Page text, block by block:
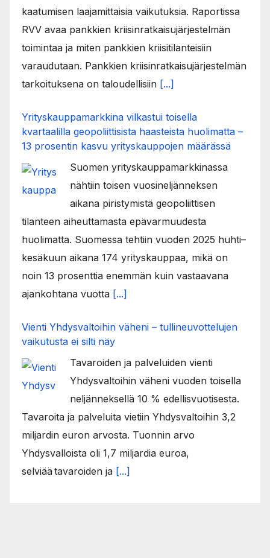
kaatumisen laajamittaisia vaikutuksia. Raportissa
RVV avaa pankkien kriisinratkaisujärjestelmän
toimintaa ja miten pankkien kriisitilanteisiin
varaudutaan. Pankkien kriisinratkaisujärjestelmän
tarkoituksena on taloudellisiin [...]
Yrityskauppamarkkina vilkastui toisella
kvartaalilla geopoliittisista haasteista huolimatta –
13 prosentin kasvu yrityskauppojen määrässä
Suomen yrityskauppamarkkinassa
nähtiin toisen vuosineljänneksen
aikana piristymistä geopoliittisen
tilanteen aiheuttamasta epävarmuudesta
huolimatta. Suomessa tehtiin vuoden 2025 huhti–
kesäkuun aikana 174 yrityskauppaa, mikä on
noin 13 prosenttia enemmän kuin vastaavana
ajankohtana vuotta [...]
Vienti Yhdysvaltoihin väheni – tullineuvottelujen
vaikutusta ei silti näy
Tavaroiden ja palveluiden vienti
Yhdysvaltoihin väheni vuoden toisella
neljänneksellä 10 % edellisvuotisesta.
Tavaroita ja palveluita vietiin Yhdysvaltoihin 3,2
miljardin euron arvosta. Tuonnin arvo
Yhdysvalloista oli 1,7 miljardia euroa,
selviää tavaroiden ja [...]